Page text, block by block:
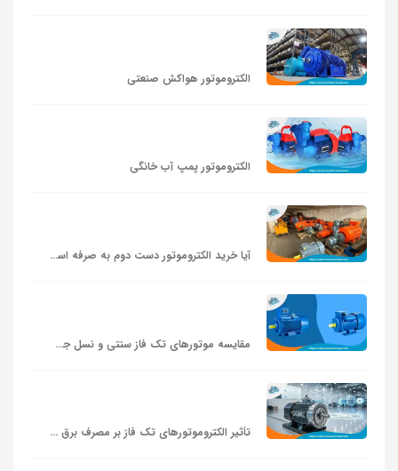
الکتروموتور هواکش صنعتی
الکتروموتور پمپ آب خانگی
آیا خرید الکتروموتور دست دوم به صرفه است؟
مقایسه موتورهای تک‌ فاز سنتی و نسل جدید
تأثیر الکتروموتورهای تک‌ فاز بر مصرف برق خانگی و تجاری